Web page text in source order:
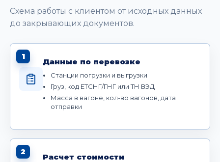
Схема работы с клиентом от исходных данных
до закрывающих документов.
1
Данные по перевозке
Станции погрузки и выгрузки
Груз, код ЕТСНГ/ГНГ или ТН ВЭД
Масса в вагоне, кол-во вагонов, дата
отправки
2
Расчет стоимости